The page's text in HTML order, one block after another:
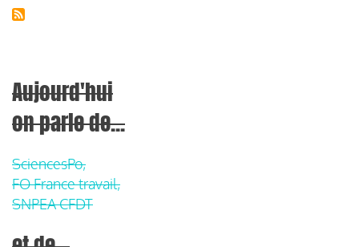
Aujourd'hui
on parle de...
SciencesPo,
FO France travail,
SNPEA CFDT